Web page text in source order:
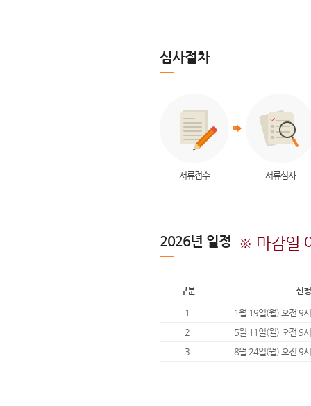
심사절차
서류접수 서류심사
2026년 일정 ※ 마감일
구분 신
1
1월 19일(월) 오전 9
2
5월 11일(월) 오전 9
3
8월 24일(월) 오전 9